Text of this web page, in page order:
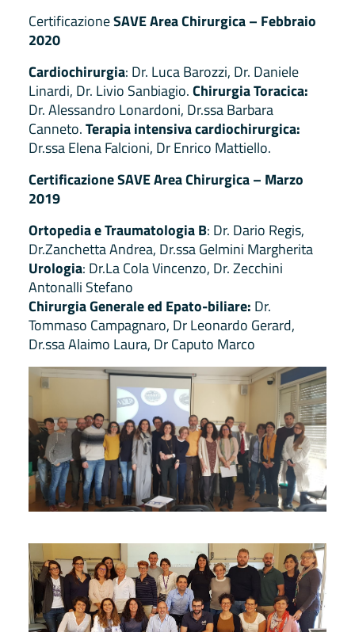
CertificazioneSAVE Area Chirurgica – Febbraio
2020
Cardiochirurgia: Dr. Luca Barozzi, Dr. Daniele
Linardi, Dr. Livio Sanbiagio.Chirurgia Toracica:
Dr. Alessandro Lonardoni, Dr.ssa Barbara
Canneto.Terapia intensiva cardiochirurgica:
Dr.ssa Elena Falcioni, Dr Enrico Mattiello.
Certificazione SAVE Area Chirurgica – Marzo
2019
Ortopedia e TraumatologiaB: Dr. Dario Regis,
Dr.Zanchetta Andrea, Dr.ssa Gelmini Margherita
Urologia: Dr.La Cola Vincenzo, Dr. Zecchini
Antonalli Stefano
Chirurgia Generale ed Epato-biliare: Dr.
Tommaso Campagnaro, Dr Leonardo Gerard,
Dr.ssa Alaimo Laura, Dr Caputo Marco